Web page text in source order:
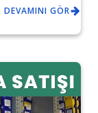
DEVAMINI GÖR